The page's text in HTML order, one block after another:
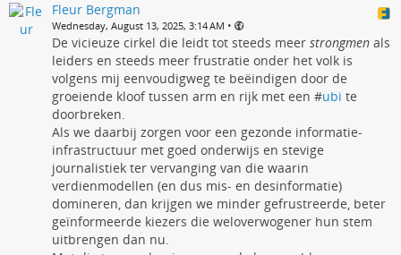
Fleur Bergman
Wednesday, August 13, 2025, 3:14 AM •
De vicieuze cirkel die leidt tot steeds meer strongmen als
leiders en steeds meer frustratie onder het volk is
volgens mij eenvoudigweg te beëindigen door de
groeiende kloof tussen arm en rijk met een #ubi te
doorbreken.
Als we daarbij zorgen voor een gezonde informatie-
infrastructuur met goed onderwijs en stevige
journalistiek ter vervanging van die waarin
verdienmodellen (en dus mis- en desinformatie)
domineren, dan krijgen we minder gefrustreerde, beter
geïnformeerde kiezers die weloverwogener hun stem
uitbrengen dan nu.